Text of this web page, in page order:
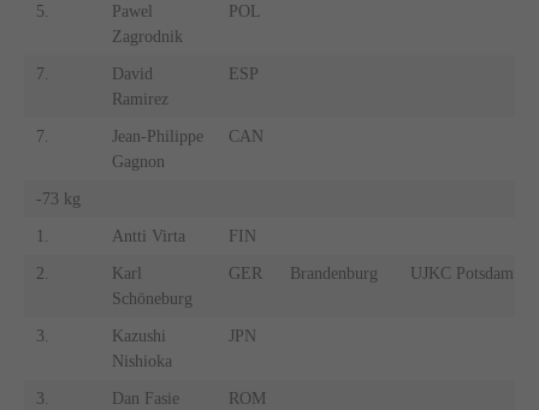
5.
Pawel
Zagrodnik
POL
7.
David
Ramirez
ESP
7.
Jean-Philippe
Gagnon
CAN
-73 kg
1. Antti Virta FIN
2.
Karl
Schöneburg
GER Brandenburg UJKC Potsdam
3.
Kazushi
Nishioka
JPN
3. Dan Fasie ROM